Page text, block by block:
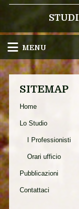
MENU
SITEMAP
Home
Lo Studio
I Professionisti
Orari ufficio
Pubblicazioni
Contattaci